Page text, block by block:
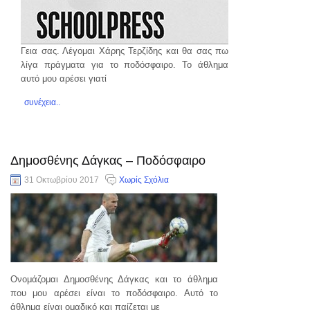
Γεια σας. Λέγομαι Χάρης Τερζίδης και θα σας πω
λίγα πράγματα για το ποδόσφαιρο. Το άθλημα
αυτό μου αρέσει γιατί
συνέχεια..
Δημοσθένης Δάγκας – Ποδόσφαιρο
31 Οκτωβρίου 2017 Χωρίς Σχόλια
Ονομάζομαι Δημοσθένης Δάγκας και το άθλημα
που μου αρέσει είναι το ποδόσφαιρο. Αυτό το
άθλημα είναι ομαδικό και παίζεται με